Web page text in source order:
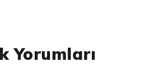
Yorumları